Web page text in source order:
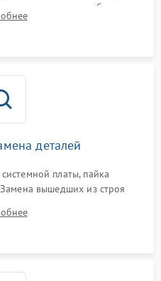
колес и турбины
оптических и инфракрасных
деталей
платы, пайка
вышедших из строя
неисправного
Восстановление шлейфов и